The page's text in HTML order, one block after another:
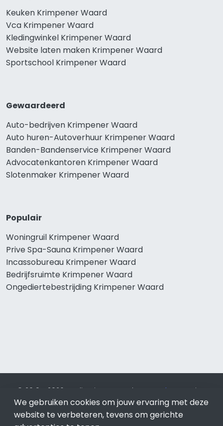
Keuken Krimpener Waard
Vca Krimpener Waard
Kledingwinkel Krimpener Waard
Website laten maken Krimpener Waard
Sportschool Krimpener Waard
Gewaardeerd
Auto-bedrijven Krimpener Waard
Auto huren-Autoverhuur Krimpener Waard
Banden-Bandenservice Krimpener Waard
Advocatenkantoren Krimpener Waard
Slotenmaker Krimpener Waard
Populair
Woningruil Krimpener Waard
Prive Spa-Sauna Krimpener Waard
Incassobureau Krimpener Waard
Bedrijfsruimte Krimpener Waard
Ongediertebestrijding Krimpener Waard
© 2019 - 2026 Realisatie en SEO door SEO-bureau
Lion
Internet. Betaal alleen voor bewezen resultaten?SEO
optimalisatie No Cure No Pay .Krimpener Waardis onderdeel
van Lion Internet.
We gebruiken cookies om jouw ervaring met deze
website te verbeteren, tevens om gerichte